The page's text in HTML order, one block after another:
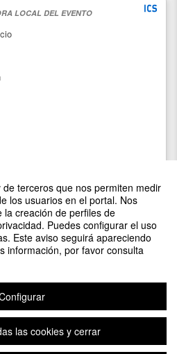
terceros que nos permiten medir
los usuarios en el portal. Nos
creación de perfiles de
Puedes configurar el uso
Este aviso seguirá apareciendo
información, por favor consulta
las cookies y cerrar
LOCAL DEL EVENTO
EL SIGUIENTE CÓDIGO